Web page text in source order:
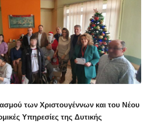
των Χριστουγέννων και του Νέου
Υπηρεσίες της Δυτικής